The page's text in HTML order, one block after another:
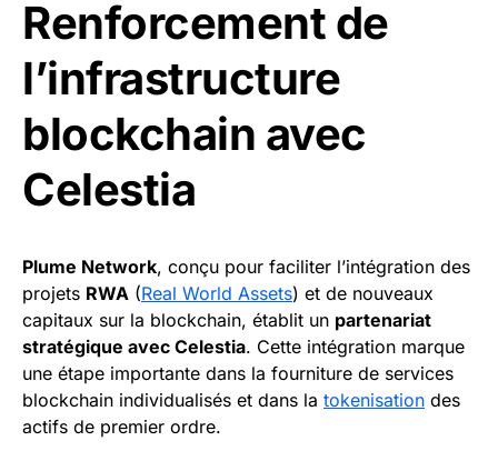
Renforcement de
l’infrastructure
blockchain avec
Celestia
Plume Network, conçu pour faciliter l’intégration des
projets RWA (Real World Assets) et de nouveaux
capitaux sur la blockchain, établit un partenariat
stratégique avec Celestia. Cette intégration marque
une étape importante dans la fourniture de services
blockchain individualisés et dans la tokenisation des
actifs de premier ordre.